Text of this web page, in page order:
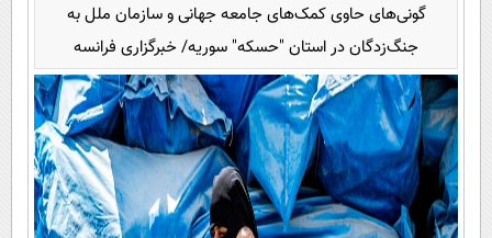
گونی‌های حاوی کمک‌های جامعه جهانی و سازمان ملل به
جنگ‌زدگان در استان "حسکه" سوریه/ خبرگزاری فرانسه